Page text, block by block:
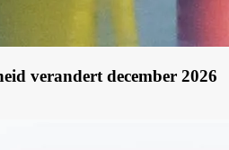
verandert december 2026